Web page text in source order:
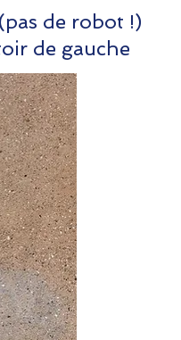
de robot !)
de gauche